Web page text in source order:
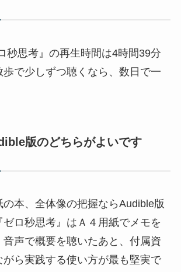
秒思考』の再生時間は4時間39分
歩で少しずつ聴くなら、数日で一
版のどちらがよいです
本、全体像の把握ならAudible版
ロ秒思考』はＡ４用紙でメモを
声で概要を聴いたあと、付属資
ら実践する使い方が最も堅実で